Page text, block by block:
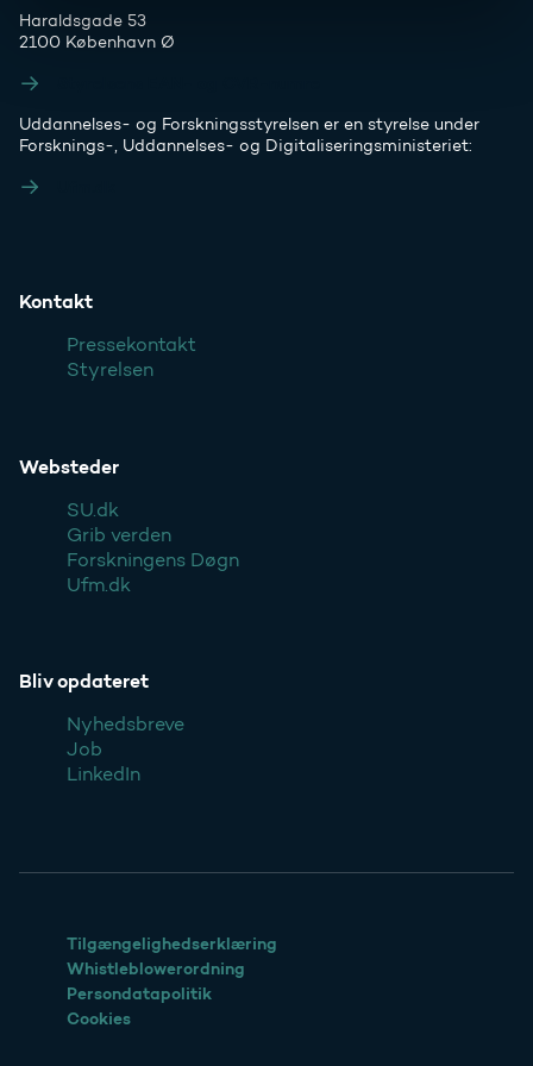
Haraldsgade 53
2100 København Ø
Uddannelses- og Forskningsstyrelsen er en styrelse under
Forsknings-, Uddannelses- og Digitaliseringsministeriet:
Kontakt
Pressekontakt
Styrelsen
Websteder
SU.dk
Grib verden
Forskningens Døgn
Ufm.dk
Bliv opdateret
Nyhedsbreve
Job
LinkedIn
Tilgængelighedserklæring
Whistleblowerordning
Persondatapolitik
Cookies